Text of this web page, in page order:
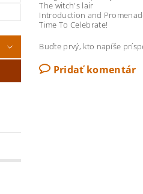
The witch's lair
Introduction and
Time To Celebrate!
Buďte prvý, kto napíše
Pridať komentár